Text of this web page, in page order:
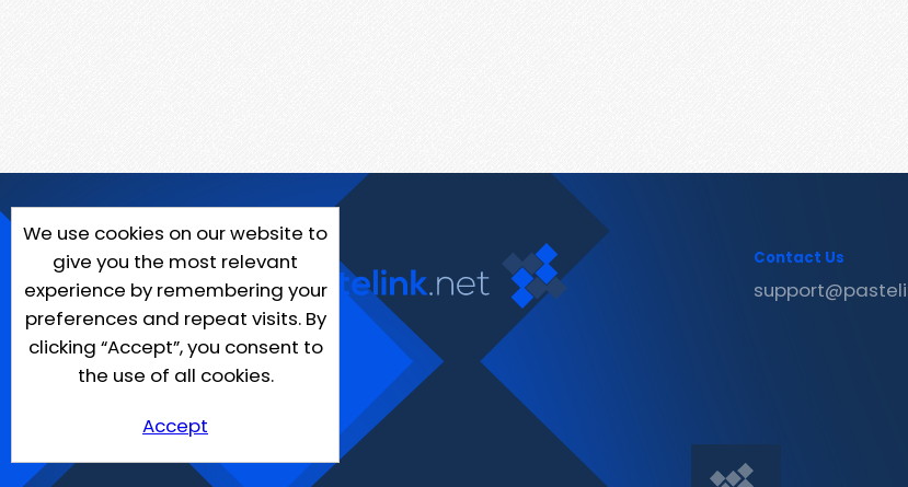
We use cookies on our website to
give you the most relevant
experience by remembering your
preferences and repeat visits. By
clicking “Accept”, you consent to
the use of all cookies.
Accept
Contact Us